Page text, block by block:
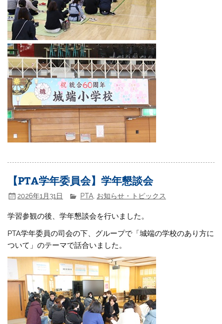
【PTA学年委員会】学年懇談会
2026年1月31日 PTA お知らせ・トピックス
学習参観の後、学年懇談会を行いました。
PTA学年委員の司会の下、グループで「城端の学校のあり方に
ついて」のテーマで話合いました。